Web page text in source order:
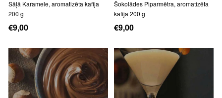
Sāļā Karamele, aromatizēta kafija
200 g
€9,00
Šokolādes Piparmētra, aromatizēta
kafija 200 g
€9,00